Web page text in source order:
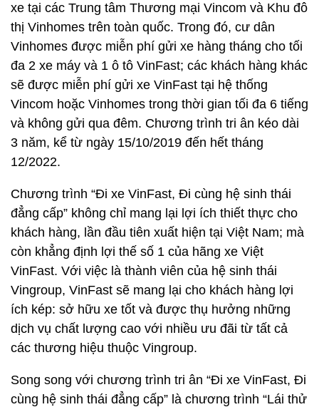
xe tại các Trung tâm Thương mại Vincom và Khu đô
thị Vinhomes trên toàn quốc. Trong đó, cư dân
Vinhomes được miễn phí gửi xe hàng tháng cho tối
đa 2 xe máy và 1 ô tô VinFast; các khách hàng khác
sẽ được miễn phí gửi xe VinFast tại hệ thống
Vincom hoặc Vinhomes trong thời gian tối đa 6 tiếng
và không gửi qua đêm. Chương trình tri ân kéo dài
3 năm, kể từ ngày 15/10/2019 đến hết tháng
12/2022.
Chương trình “Đi xe VinFast, Đi cùng hệ sinh thái
đẳng cấp” không chỉ mang lại lợi ích thiết thực cho
khách hàng, lần đầu tiên xuất hiện tại Việt Nam; mà
còn khẳng định lợi thế số 1 của hãng xe Việt
VinFast. Với việc là thành viên của hệ sinh thái
Vingroup, VinFast sẽ mang lại cho khách hàng lợi
ích kép: sở hữu xe tốt và được thụ hưởng những
dịch vụ chất lượng cao với nhiều ưu đãi từ tất cả
các thương hiệu thuộc Vingroup.
Song song với chương trình tri ân “Đi xe VinFast, Đi
cùng hệ sinh thái đẳng cấp” là chương trình “Lái thử